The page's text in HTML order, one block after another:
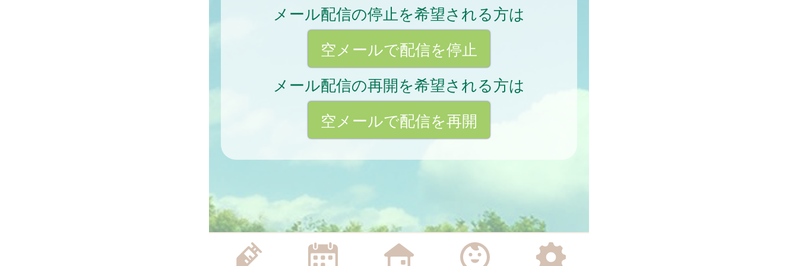
メール配信の停止を希望される方は
空メールで配信を停止
メール配信の再開を希望される方は
空メールで配信を再開